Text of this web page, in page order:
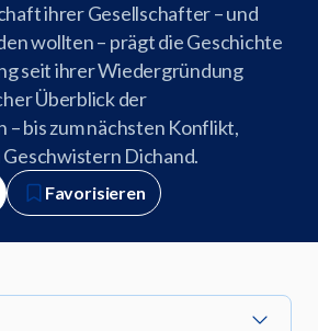
ihrer Gesellschafter – und
wollten – prägt die Geschichte
seit ihrer Wiedergründung
Überblick der
– bis zum nächsten Konflikt,
Dichand.
Favorisieren